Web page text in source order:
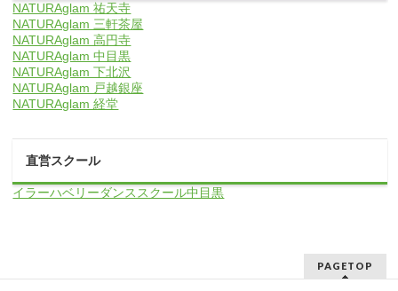
NATURAglam 祐天寺
NATURAglam 三軒茶屋
NATURAglam 高円寺
NATURAglam 中目黒
NATURAglam 下北沢
NATURAglam 戸越銀座
NATURAglam 経堂
直営スクール
イラーハベリーダンススクール中目黒
PAGETOP